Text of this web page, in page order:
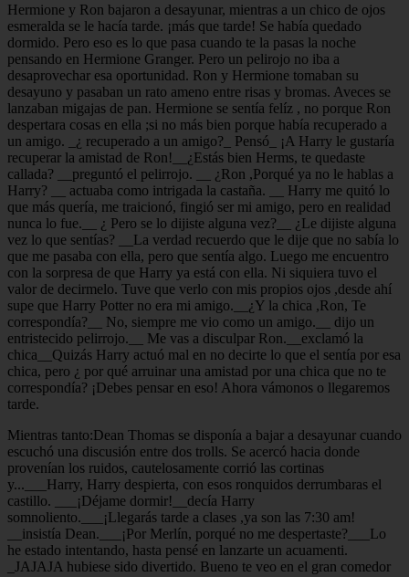
Hermione y Ron bajaron a desayunar, mientras a un chico de ojos
esmeralda se le hacía tarde. ¡más que tarde! Se había quedado
dormido. Pero eso es lo que pasa cuando te la pasas la noche
pensando en Hermione Granger. Pero un pelirojo no iba a
desaprovechar esa oportunidad. Ron y Hermione tomaban su
desayuno y pasaban un rato ameno entre risas y bromas. Aveces se
lanzaban migajas de pan. Hermione se sentía felíz , no porque Ron
despertara cosas en ella ;si no más bien porque había recuperado a
un amigo. _¿ recuperado a un amigo?_ Pensó_ ¡A Harry le gustaría
recuperar la amistad de Ron!__¿Estás bien Herms, te quedaste
callada? __preguntó el pelirrojo. __ ¿Ron ,Porqué ya no le hablas a
Harry? __ actuaba como intrigada la castaña. __ Harry me quitó lo
que más quería, me traicionó, fingió ser mi amigo, pero en realidad
nunca lo fue.__ ¿ Pero se lo dijiste alguna vez?__ ¿Le dijiste alguna
vez lo que sentías? __La verdad recuerdo que le dije que no sabía lo
que me pasaba con ella, pero que sentía algo. Luego me encuentro
con la sorpresa de que Harry ya está con ella. Ni siquiera tuvo el
valor de decirmelo. Tuve que verlo con mis propios ojos ,desde ahí
supe que Harry Potter no era mi amigo.__¿Y la chica ,Ron, Te
correspondía?__ No, siempre me vio como un amigo.__ dijo un
entristecido pelirrojo.__ Me vas a disculpar Ron.__exclamó la
chica__Quizás Harry actuó mal en no decirte lo que el sentía por esa
chica, pero ¿ por qué arruinar una amistad por una chica que no te
correspondía? ¡Debes pensar en eso! Ahora vámonos o llegaremos
tarde.
Mientras tanto:Dean Thomas se disponía a bajar a desayunar cuando
escuchó una discusión entre dos trolls. Se acercó hacia donde
provenían los ruidos, cautelosamente corrió las cortinas
y...___Harry, Harry despierta, con esos ronquidos derrumbaras el
castillo. ___¡Déjame dormir!__decía Harry
somnoliento.___¡Llegarás tarde a clases ,ya son las 7:30 am!
__insistía Dean.___¡Por Merlín, porqué no me despertaste?___Lo
he estado intentando, hasta pensé en lanzarte un acuamenti.
_JAJAJA hubiese sido divertido. Bueno te veo en el gran comedor